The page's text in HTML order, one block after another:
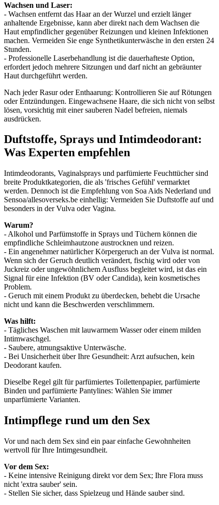
Wachsen und Laser:
- Wachsen entfernt das Haar an der Wurzel und erzielt länger
anhaltende Ergebnisse, kann aber direkt nach dem Wachsen die
Haut empfindlicher gegenüber Reizungen und kleinen Infektionen
machen. Vermeiden Sie enge Synthetikunterwäsche in den ersten 24
Stunden.
- Professionelle Laserbehandlung ist die dauerhafteste Option,
erfordert jedoch mehrere Sitzungen und darf nicht an gebräunter
Haut durchgeführt werden.
Nach jeder Rasur oder Enthaarung: Kontrollieren Sie auf Rötungen
oder Entzündungen. Eingewachsene Haare, die sich nicht von selbst
lösen, vorsichtig mit einer sauberen Nadel befreien, niemals
ausdrücken.
Duftstoffe, Sprays und Intimdeodorant:
Was Experten empfehlen
Intimdeodorants, Vaginalsprays und parfümierte Feuchttücher sind
breite Produktkategorien, die als 'frisches Gefühl' vermarktet
werden. Dennoch ist die Empfehlung von Soa Aids Nederland und
Sensoa/allesoverseks.be einhellig: Vermeiden Sie Duftstoffe auf und
besonders in der Vulva oder Vagina.
Warum?
- Alkohol und Parfümstoffe in Sprays und Tüchern können die
empfindliche Schleimhautzone austrocknen und reizen.
- Ein angenehmer natürlicher Körpergeruch an der Vulva ist normal.
Wenn sich der Geruch deutlich verändert, fischig wird oder von
Juckreiz oder ungewöhnlichem Ausfluss begleitet wird, ist das ein
Signal für eine Infektion (BV oder Candida), kein kosmetisches
Problem.
- Geruch mit einem Produkt zu überdecken, behebt die Ursache
nicht und kann die Beschwerden verschlimmern.
Was hilft:
- Tägliches Waschen mit lauwarmem Wasser oder einem milden
Intimwaschgel.
- Saubere, atmungsaktive Unterwäsche.
- Bei Unsicherheit über Ihre Gesundheit: Arzt aufsuchen, kein
Deodorant kaufen.
Dieselbe Regel gilt für parfümiertes Toilettenpapier, parfümierte
Binden und parfümierte Pantylines: Wählen Sie immer
unparfümierte Varianten.
Intimpflege rund um den Sex
Vor und nach dem Sex sind ein paar einfache Gewohnheiten
wertvoll für Ihre Intimgesundheit.
Vor dem Sex:
- Keine intensive Reinigung direkt vor dem Sex; Ihre Flora muss
nicht 'extra sauber' sein.
- Stellen Sie sicher, dass Spielzeug und Hände sauber sind.